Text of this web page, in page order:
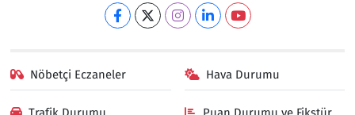
Nöbetçi Eczaneler Hava Durumu